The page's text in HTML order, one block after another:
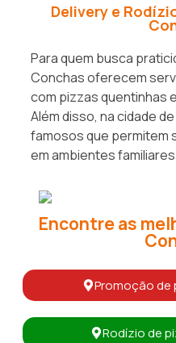
Delivery e
Para quem busca
Conchas oferecem
com pizzas quentinhas
Além disso, na cidade
famosos que permitem
em ambientes
Encontre as
Promoção de
Rodízio de